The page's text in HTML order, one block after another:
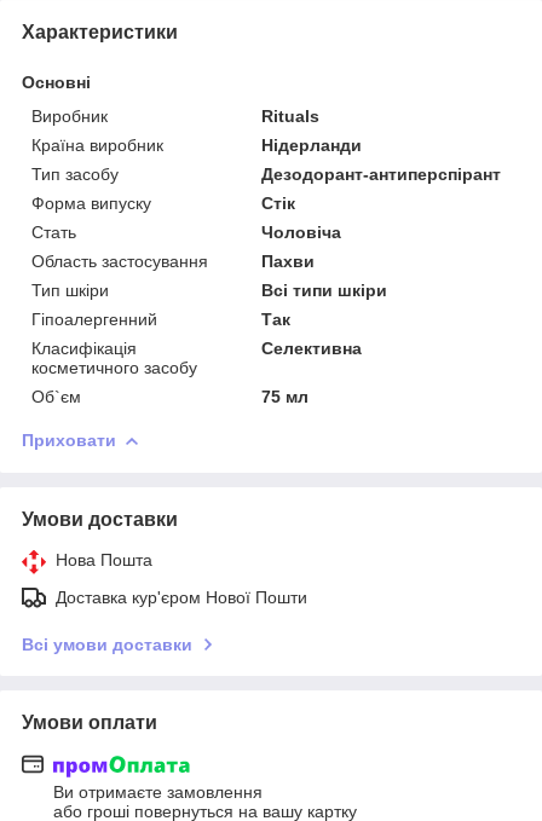
Характеристики
Основні
Виробник
Rituals
Країна виробник
Нідерланди
Тип засобу
Дезодорант-антиперспірант
Форма випуску
Стік
Стать
Чоловіча
Область застосування
Пахви
Тип шкіри
Всі типи шкіри
Гіпоалергенний
Так
Класифікація
косметичного засобу
Селективна
Об`єм 75 мл
Приховати
Умови доставки
Нова Пошта
Доставка кур'єром Нової Пошти
Всі умови доставки
Умови оплати
Ви отримаєте замовлення
або гроші повернуться на вашу картку